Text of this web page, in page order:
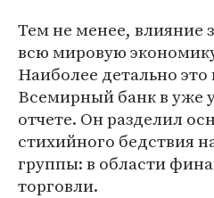
Тем не менее, влияние
всю мировую
Наиболее детально
Всемирный банк в уже
отчете. Он разделил
стихийного бедствия
группы: в области
торговли.